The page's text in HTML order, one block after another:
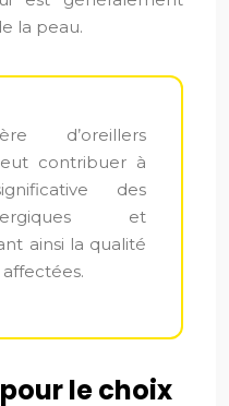
la peau.
d’oreillers
contribuer à
des
et
ainsi la qualité
le choix